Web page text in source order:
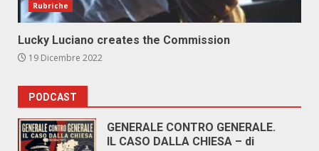
Rubriche
Lucky Luciano creates the Commission
19 Dicembre 2022
PODCAST
GENERALE CONTRO GENERALE.
IL CASO DALLA CHIESA – di